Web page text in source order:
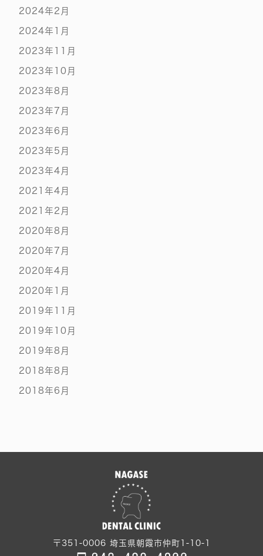
2024年2月
2024年1月
2023年11月
2023年10月
2023年8月
2023年7月
2023年6月
2023年5月
2023年4月
2021年4月
2021年2月
2020年8月
2020年7月
2020年4月
2020年1月
2019年11月
2019年10月
2019年8月
2018年8月
2018年6月
〒351-0006 埼玉県朝霞市仲町1-10-1